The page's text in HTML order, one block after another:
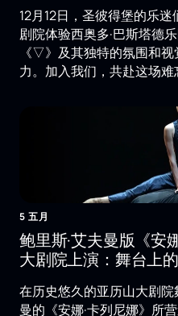
12月12日，圣彼得堡的乐
剧院体验西奥多·巴斯塔德
《▽》及其独特的氛围和
力。加入我们，共赴这场难
5 五月
鲍里斯·艾夫曼版《安
大剧院上演：舞台上
在历史悠久的亚历山大剧
曼的《安娜·卡列尼娜》所